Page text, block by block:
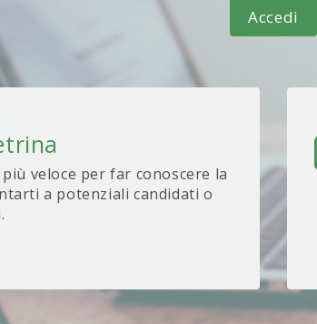
Accedi
veloce per far conoscere la
a potenziali candidati o